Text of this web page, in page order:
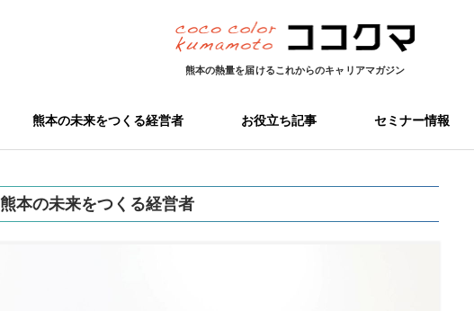
熊本の熱量を届けるこれからのキャリアマガジン
熊本の未来をつくる経営者 お役立ち記事 セミナー情報
熊本の未来をつくる経営者